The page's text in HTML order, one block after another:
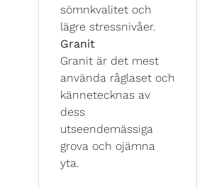
sömnkvalitet och
lägre stressnivåer.
Granit
Granit är det mest
använda råglaset och
kännetecknas av
dess
utseendemässiga
grova och ojämna
yta.